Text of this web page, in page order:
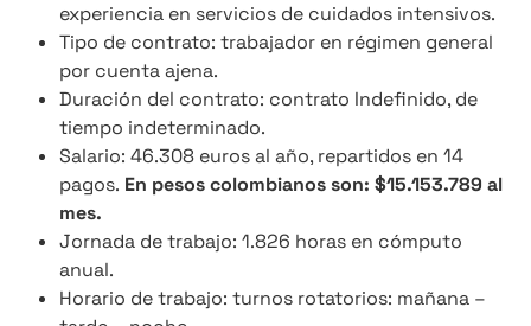
experiencia en servicios de cuidados intensivos.
Tipo de contrato: trabajador en régimen general
por cuenta ajena.
Duración del contrato: contrato Indefinido, de
tiempo indeterminado.
Salario: 46.308 euros al año, repartidos en 14
pagos. En pesos colombianos son: $15.153.789 al
mes.
Jornada de trabajo: 1.826 horas en cómputo
anual.
Horario de trabajo: turnos rotatorios: mañana –